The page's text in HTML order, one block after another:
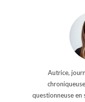
Autrice,
questionneuse en